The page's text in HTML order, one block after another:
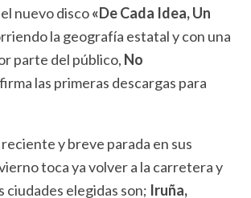
nuevo disco«De Cada Idea, Un
la geografía estatal y con una
parte del público, No
las primeras descargas para
y breve parada en sus
toca ya volver a la carretera y
ciudades elegidas son; Iruña,